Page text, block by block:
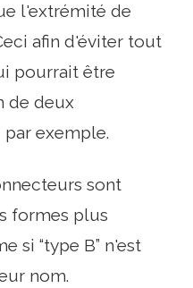
l'extrémité de
afin d'éviter tout
pourrait être
de deux
exemple.
sont
formes plus
si “type B” n'est
nom.